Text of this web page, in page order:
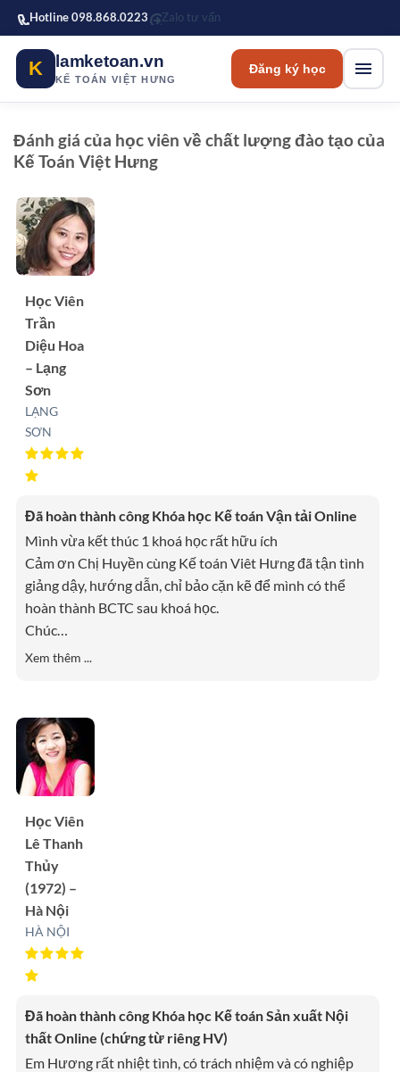
Bỏ qua tới nội dung chính
Hotline 098.868.0223 Zalo tư vấn
K lamketoan.vn
KẾ TOÁN VIỆT HƯNG
Đăng ký học
Đánh giá của học viên về chất lượng đào tạo của
Kế Toán Việt Hưng
Học Viên
Trần
Diệu Hoa
– Lạng
Sơn
LẠNG
SƠN
Đã hoàn thành công Khóa học Kế toán Vận tải Online
Mình vừa kết thúc 1 khoá học rất hữu ích
Cảm ơn Chị Huyền cùng Kế toán Viêt Hưng đã tận tình
giảng dậy, hướng dẫn, chỉ bảo cặn kẽ để mình có thể
hoàn thành BCTC sau khoá học.
Chúc
Xem thêm ...
Học Viên
Lê Thanh
Thủy
(1972) –
Hà Nội
HÀ NỘI
Đã hoàn thành công Khóa học Kế toán Sản xuất Nội
thất Online (chứng từ riêng HV)
Em Hương rất nhiệt tình, có trách nhiệm và có nghiệp